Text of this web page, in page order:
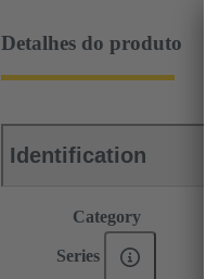
Detalhes do produto
Identification
Category
Series